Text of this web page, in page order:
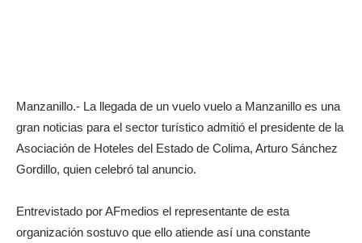
Manzanillo.- La llegada de un vuelo vuelo a Manzanillo es una
gran noticias para el sector turístico admitió el presidente de la
Asociación de Hoteles del Estado de Colima, Arturo Sánchez
Gordillo, quien celebró tal anuncio.
Entrevistado por AFmedios el representante de esta
organización sostuvo que ello atiende así una constante